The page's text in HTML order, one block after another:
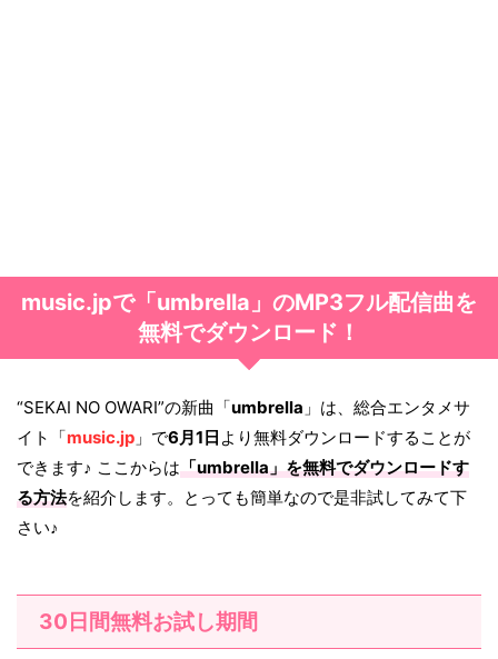
music.jpで「umbrella」のMP3フル配信曲を
無料でダウンロード！
“SEKAI NO OWARI”の新曲「umbrella 」は、総合エンタメサ
イト「music.jp 」で6月1日 より無料ダウンロードすることが
できます♪ ここからは「umbrella」を無料でダウンロードす
る方法を紹介します。とっても簡単なので是非試してみて下
さい♪
30日間無料お試し期間